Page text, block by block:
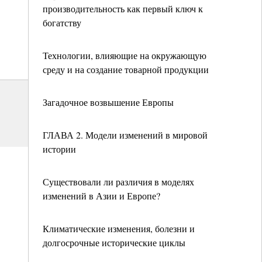
производительность как первый ключ к
богатству
Технологии, влияющие на окружающую
среду и на создание товарной продукции
Загадочное возвышение Европы
ГЛАВА 2. Модели изменений в мировой
истории
Существовали ли различия в моделях
изменений в Азии и Европе?
Климатические изменения, болезни и
долгосрочные исторические циклы